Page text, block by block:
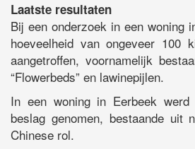
Laatste resultaten
Bij een onderzoek in een woning
hoeveelheid van ongeveer 100
aangetroffen, voornamelijk
“Flowerbeds” en lawinepijlen.
In een woning in Eerbeek
beslag genomen, bestaande uit
Chinese rol.